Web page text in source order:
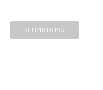
SCOPRI DI PIÙ